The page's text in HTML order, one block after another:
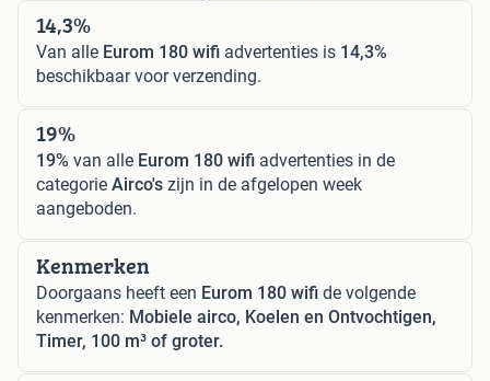
14,3%
Van alle Eurom 180 wifi advertenties is 14,3%
beschikbaar voor verzending.
19%
19% van alle Eurom 180 wifi advertenties in de
categorie Airco's zijn in de afgelopen week
aangeboden.
Kenmerken
Doorgaans heeft een Eurom 180 wifi de volgende
kenmerken: Mobiele airco, Koelen en Ontvochtigen,
Timer, 100 m³ of groter.